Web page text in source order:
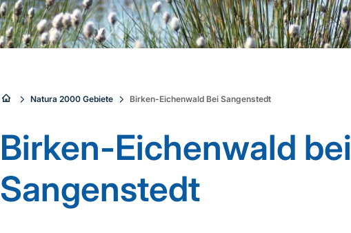
Sie
sind
hier:
Natura 2000 Gebiete Birken-Eichenwald Bei Sangenstedt
Birken-Eichenwald bei
Sangenstedt